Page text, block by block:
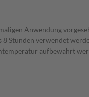
Anwendung
Stunden verwendet
aufbewahrt